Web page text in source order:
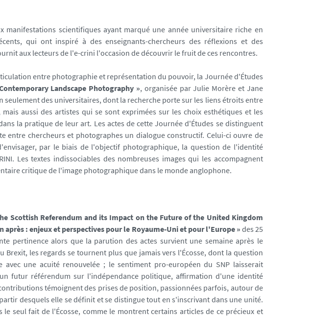
manifestations scientifiques ayant marqué une année universitaire riche en
qui ont inspiré à des enseignants-chercheurs des réflexions et des
aux lecteurs de l'e-crini l'occasion de découvrir le fruit de ces rencontres.
entre photographie et représentation du pouvoir, la Journée d'Études
Landscape Photography », organisée par Julie Morère et Jane
seulement des universitaires, dont la recherche porte sur les liens étroits entre
aussi des artistes qui se sont exprimées sur les choix esthétiques et les
la pratique de leur art. Les actes de cette Journée d'Études se distinguent
entre chercheurs et photographes un dialogue constructif. Celui-ci ouvre de
par le biais de l'objectif photographique, la question de l'identité
Les textes indissociables des nombreuses images qui les accompagnent
critique de l'image photographique dans le monde anglophone.
Scottish Referendum and its Impact on the Future of the United Kingdom
après : enjeux et perspectives pour le Royaume-Uni et pour l'Europe »des 25
pertinence alors que la parution des actes survient une semaine après le
Brexit, les regards se tournent plus que jamais vers l'Écosse, dont la question
avec une acuité renouvelée ; le sentiment pro-européen du SNP laisserait
futur référendum sur l'indépendance politique, affirmation d'une identité
témoignent des prises de position, passionnées parfois, autour de
desquels elle se définit et se distingue tout en s'inscrivant dans une unité.
seul fait de l'Écosse, comme le montrent certains articles de ce précieux et